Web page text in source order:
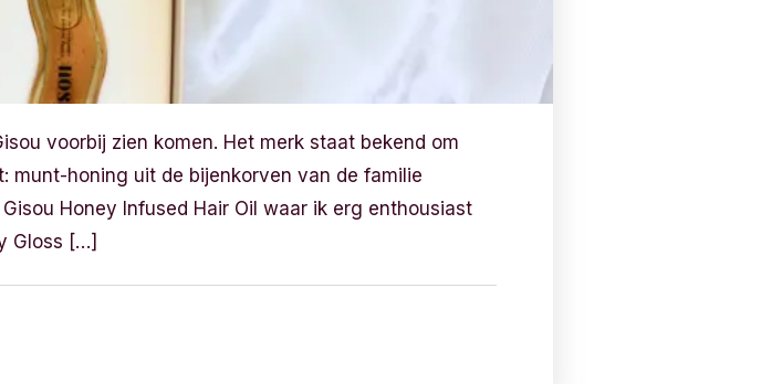
voorbij zien komen. Het merk staat bekend om
munt-honing uit de bijenkorven van de familie
Honey Infused Hair Oil waar ik erg enthousiast
Gloss […]